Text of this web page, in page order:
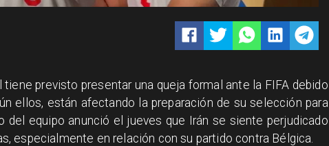
tiene previsto presentar una queja formal ante la FIFA debido
ellos, están afectando la preparación de su selección para
del equipo anunció el jueves que Irán se siente perjudicado
especialmente en relación con su partido contra Bélgica.